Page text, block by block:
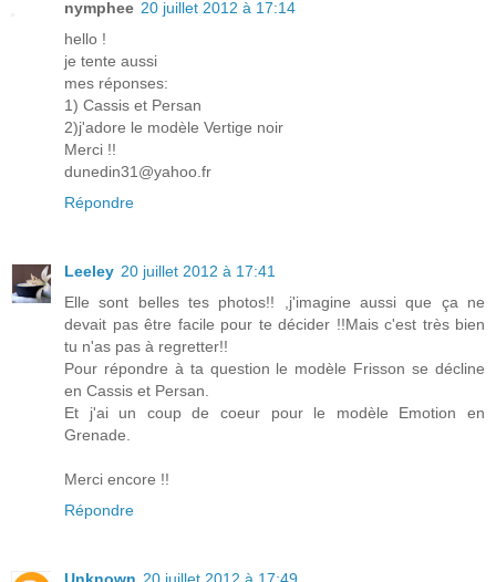
nymphee 20 juillet 2012 à 17:14
hello !
je tente aussi
mes réponses:
1) Cassis et Persan
2)j'adore le modèle Vertige noir
Merci !!
dunedin31@yahoo.fr
Répondre
Leeley 20 juillet 2012 à 17:41
Elle sont belles tes photos!! ,j'imagine aussi que ça ne
devait pas être facile pour te décider !!Mais c'est très bien
tu n'as pas à regretter!!
Pour répondre à ta question le modèle Frisson se décline
en Cassis et Persan.
Et j'ai un coup de coeur pour le modèle Emotion en
Grenade.
Merci encore !!
Répondre